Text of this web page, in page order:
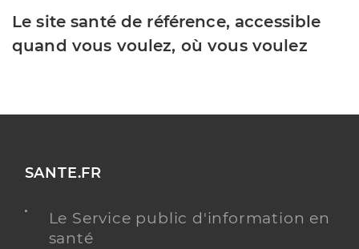
Le site santé de référence, accessible
quand vous voulez, où vous voulez
SANTE.FR
Le Service public d'information en
santé